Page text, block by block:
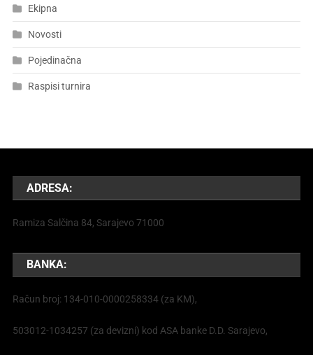
Ekipna
Novosti
Pojedinačna
Raspisi turnira
ADRESA:
Ramiza Salčina 84, Sarajevo 71000
BANKA:
Račun broj: 134-010-0000258334 (za KM),
503012-1034257 (za devizni) kod ASA banke D.D. Sarajevo,